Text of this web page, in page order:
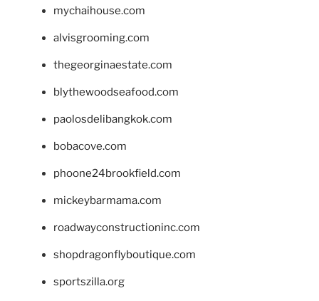
mychaihouse.com
alvisgrooming.com
thegeorginaestate.com
blythewoodseafood.com
paolosdelibangkok.com
bobacove.com
phoone24brookfield.com
mickeybarmama.com
roadwayconstructioninc.com
shopdragonflyboutique.com
sportszilla.org